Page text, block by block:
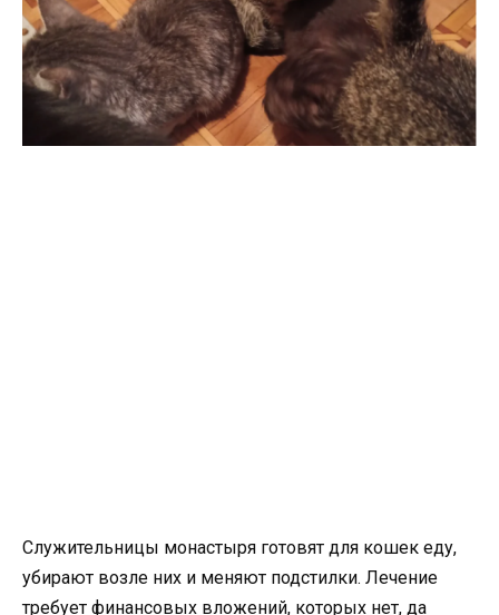
Служительницы монастыря готовят для кошек еду,
убирают возле них и меняют подстилки. Лечение
требует финансовых вложений, которых нет, да